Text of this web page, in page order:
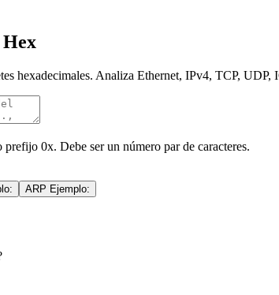
Hex
hexadecimales. Analiza Ethernet, IPv4, TCP,
0x. Debe ser un número par de caracteres.
ARP Ejemplo: